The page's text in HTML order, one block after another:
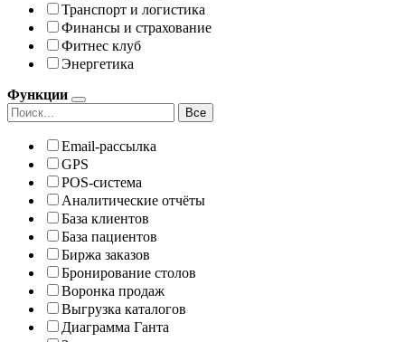
Транспорт и логистика
Финансы и страхование
Фитнес клуб
Энергетика
Функции
Все
Email-рассылка
GPS
POS-система
Аналитические отчёты
База клиентов
База пациентов
Биржа заказов
Бронирование столов
Воронка продаж
Выгрузка каталогов
Диаграмма Ганта